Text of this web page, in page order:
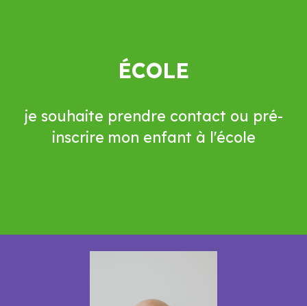
ÉCOLE
je souhaite prendre contact ou pré-
inscrire mon enfant à l'école